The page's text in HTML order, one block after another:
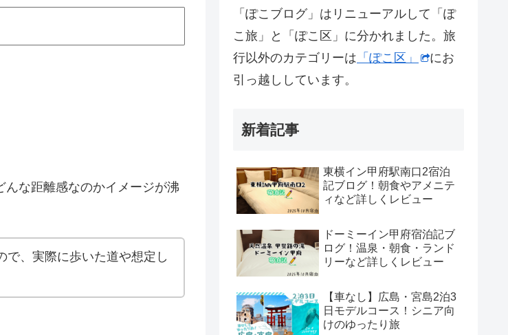
んな距離感なのかイメージが沸
、実際に歩いた道や想定し
「ぽこブログ」はリニューアルして「ぽ
こ旅」と「ぽこ区」に分かれました。旅
行以外のカテゴリーは 「ぽこ区」
にお
引っ越ししています。
新着記事
東横イン甲府駅南口2宿泊
記ブログ！朝食やアメニテ
ィなど詳しくレビュー
ドーミーイン甲府宿泊記ブ
ログ！温泉・朝食・ランド
リーなど詳しくレビュー
【車なし】広島・宮島2泊3
日モデルコース！シニア向
けのゆったり旅